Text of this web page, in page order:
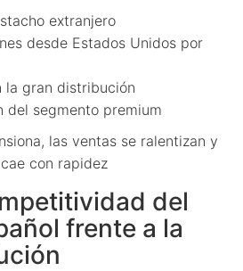
extranjero
desde Estados Unidos por
la gran distribución
del segmento premium
las ventas se ralentizan y
con rapidez
del
frente a la